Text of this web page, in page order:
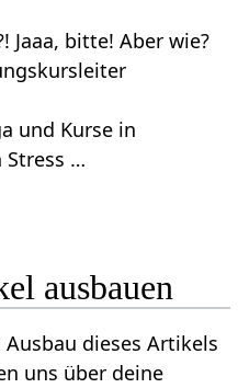
Jaaa, bitte! Aber wie?
und Kurse in
Stress …
Artikel ausbauen
dieses Artikels